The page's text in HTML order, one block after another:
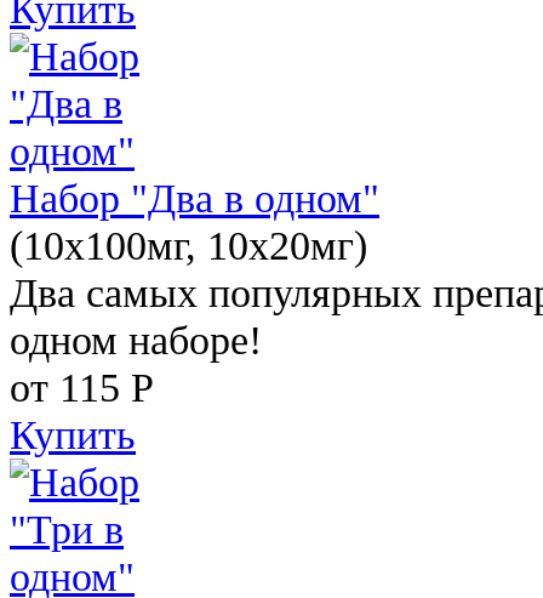
Набор "Два в одном"
(10x100мг, 10x20мг)
Два самых популярных
одном наборе!
от 115 Р
Купить